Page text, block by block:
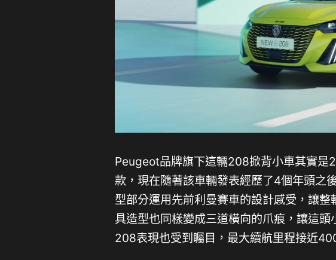
Peugeot品牌旗下這輛208掀背小車其實
款，現在隨著該車輛發表經歷了4個年頭之
型部分運用先前利曼賽車的設計感受，讓
具造型也同樣變成三道橫向的爪痕，讓這
208表現也受到矚目，最大續航里程接近